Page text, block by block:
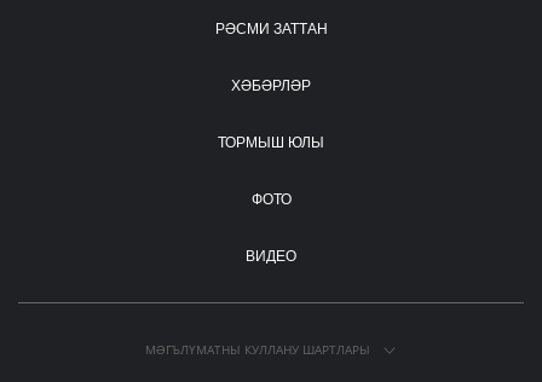
РӘСМИ ЗАТТАН
ХӘБӘРЛӘР
ТОРМЫШ ЮЛЫ
ФОТО
ВИДЕО
МӘГЪЛҮМАТНЫ КУЛЛАНУ ШАРТЛАРЫ